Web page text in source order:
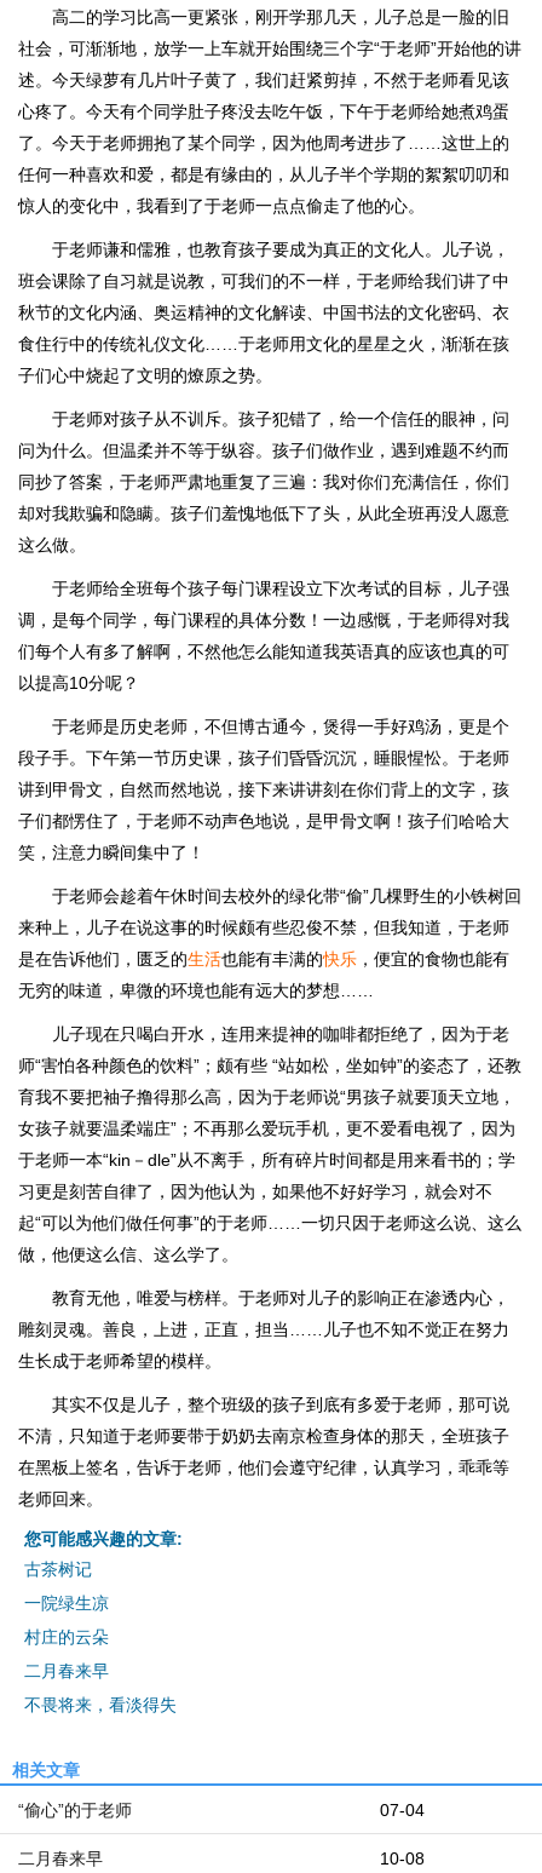
高二的学习比高一更紧张，刚开学那几天，儿子总是一脸的旧
社会，可渐渐地，放学一上车就开始围绕三个字“于老师”开始他的讲
述。今天绿萝有几片叶子黄了，我们赶紧剪掉，不然于老师看见该
心疼了。今天有个同学肚子疼没去吃午饭，下午于老师给她煮鸡蛋
了。今天于老师拥抱了某个同学，因为他周考进步了……这世上的
任何一种喜欢和爱，都是有缘由的，从儿子半个学期的絮絮叨叨和
惊人的变化中，我看到了于老师一点点偷走了他的心。
于老师谦和儒雅，也教育孩子要成为真正的文化人。儿子说，
班会课除了自习就是说教，可我们的不一样，于老师给我们讲了中
秋节的文化内涵、奥运精神的文化解读、中国书法的文化密码、衣
食住行中的传统礼仪文化……于老师用文化的星星之火，渐渐在孩
子们心中烧起了文明的燎原之势。
于老师对孩子从不训斥。孩子犯错了，给一个信任的眼神，问
问为什么。但温柔并不等于纵容。孩子们做作业，遇到难题不约而
同抄了答案，于老师严肃地重复了三遍：我对你们充满信任，你们
却对我欺骗和隐瞒。孩子们羞愧地低下了头，从此全班再没人愿意
这么做。
于老师给全班每个孩子每门课程设立下次考试的目标，儿子强
调，是每个同学，每门课程的具体分数！一边感慨，于老师得对我
们每个人有多了解啊，不然他怎么能知道我英语真的应该也真的可
以提高10分呢？
于老师是历史老师，不但博古通今，煲得一手好鸡汤，更是个
段子手。下午第一节历史课，孩子们昏昏沉沉，睡眼惺忪。于老师
讲到甲骨文，自然而然地说，接下来讲讲刻在你们背上的文字，孩
子们都愣住了，于老师不动声色地说，是甲骨文啊！孩子们哈哈大
笑，注意力瞬间集中了！
于老师会趁着午休时间去校外的绿化带“偷”几棵野生的小铁树回
来种上，儿子在说这事的时候颇有些忍俊不禁，但我知道，于老师
是在告诉他们，匮乏的生活也能有丰满的快乐 ，便宜的食物也能有
无穷的味道，卑微的环境也能有远大的梦想……
儿子现在只喝白开水，连用来提神的咖啡都拒绝了，因为于老
师“害怕各种颜色的饮料”；颇有些 “站如松，坐如钟”的姿态了，还教
育我不要把袖子撸得那么高，因为于老师说“男孩子就要顶天立地，
女孩子就要温柔端庄”；不再那么爱玩手机，更不爱看电视了，因为
于老师一本“kin－dle”从不离手，所有碎片时间都是用来看书的；学
习更是刻苦自律了，因为他认为，如果他不好好学习，就会对不
起“可以为他们做任何事”的于老师……一切只因于老师这么说、这么
做，他便这么信、这么学了。
教育无他，唯爱与榜样。于老师对儿子的影响正在渗透内心，
雕刻灵魂。善良，上进，正直，担当……儿子也不知不觉正在努力
生长成于老师希望的模样。
其实不仅是儿子，整个班级的孩子到底有多爱于老师，那可说
不清，只知道于老师要带于奶奶去南京检查身体的那天，全班孩子
在黑板上签名，告诉于老师，他们会遵守纪律，认真学习，乖乖等
老师回来。
您可能感兴趣的文章:
古茶树记
一院绿生凉
村庄的云朵
二月春来早
不畏将来，看淡得失
相关文章
07-04
“偷心”的于老师
10-08
二月春来早